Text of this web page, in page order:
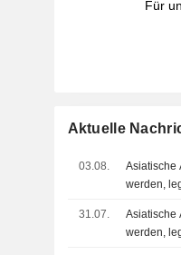
Für
Aktuelle
03.08.
Asiatische
werden,
31.07.
Asiatische
werden,